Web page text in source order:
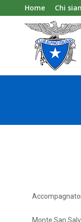
Home Chi
Monte San